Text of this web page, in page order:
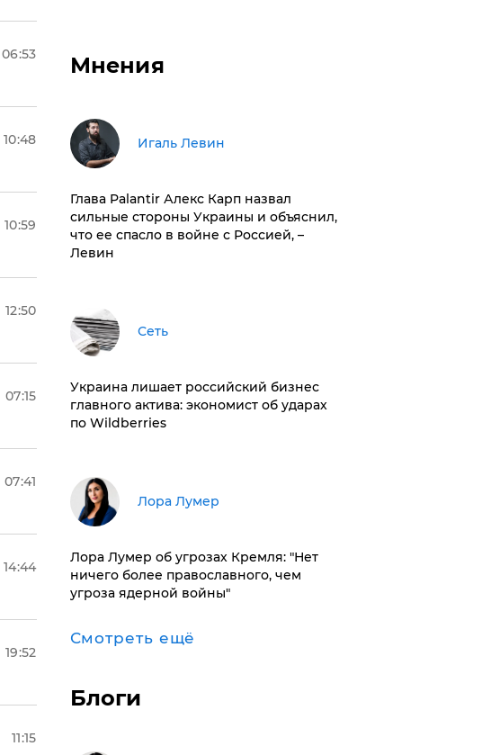
06:53
10:48
10:59
12:50
07:15
07:41
14:44
19:52
11:15
Мнения
Игаль Левин
Глава Palantir Алекс Карп назвал
сильные стороны Украины и объяснил,
что ее спасло в войне с Россией, –
Левин
Сеть
​Украина лишает российский бизнес
главного актива: экономист об ударах
по Wildberries
​Лора Лумер
Лора Лумер об угрозах Кремля: "Нет
ничего более православного, чем
угроза ядерной войны"
Смотреть ещё
Блоги